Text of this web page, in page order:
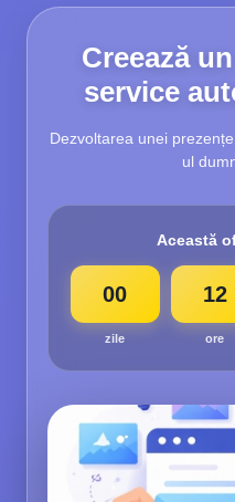
Creează
service
Dezvoltarea unei
ul
Această
00
zile
12
ore